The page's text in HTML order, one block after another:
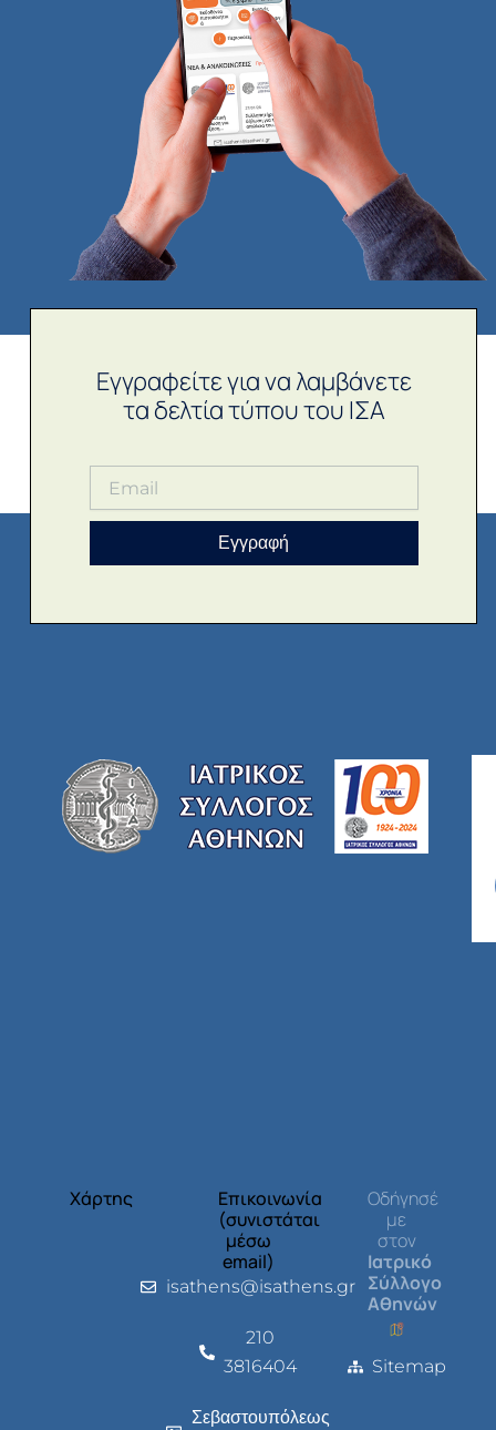
Εγγραφείτε για να λαμβάνετε
τα δελτία τύπου του ΙΣΑ
Εγγραφή
Χάρτης
Επικοινωνία
(συνιστάται
μέσω
email)
isathens@isathens.gr
210
3816404
Σεβαστουπόλεως
Οδήγησέ
με
στον
Ιατρικό
Σύλλογο
Αθηνών
Sitemap